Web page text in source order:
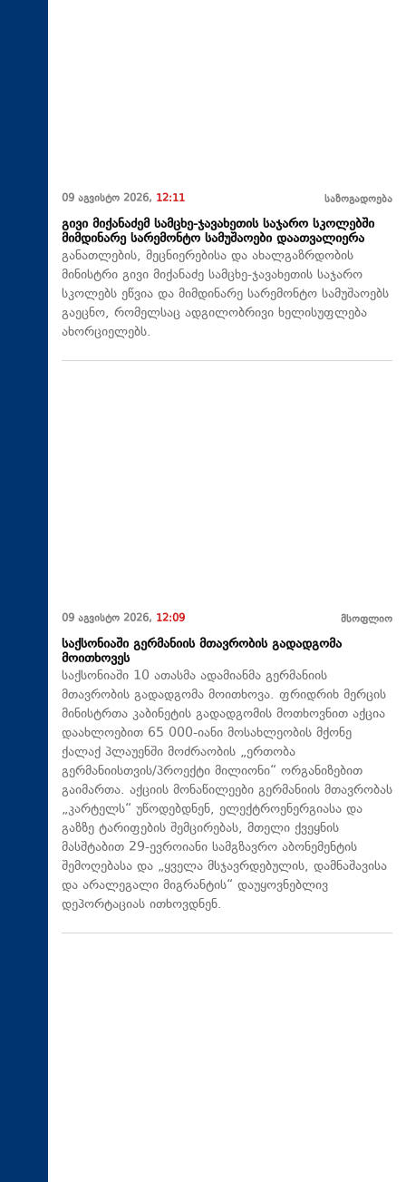
09 აგვისტო 2026, 12:11 საზოგადოება
გივი მიქანაძემ სამცხე-ჯავახეთის საჯარო სკოლებში
მიმდინარე სარემონტო სამუშაოები დაათვალიერა
განათლების, მეცნიერებისა და ახალგაზრდობის
მინისტრი გივი მიქანაძე სამცხე-ჯავახეთის საჯარო
სკოლებს ეწვია და მიმდინარე სარემონტო სამუშაოებს
გაეცნო, რომელსაც ადგილობრივი ხელისუფლება
ახორციელებს.
09 აგვისტო 2026, 12:09 მსოფლიო
საქსონიაში გერმანიის მთავრობის გადადგომა
მოითხოვეს
საქსონიაში 10 ათასმა ადამიანმა გერმანიის
მთავრობის გადადგომა მოითხოვა. ფრიდრიხ მერცის
მინისტრთა კაბინეტის გადადგომის მოთხოვნით აქცია
დაახლოებით 65 000-იანი მოსახლეობის მქონე
ქალაქ პლაუენში მოძრაობის „ერთობა
გერმანიისთვის/პროექტი მილიონი“ ორგანიზებით
გაიმართა. აქციის მონაწილეები გერმანიის მთავრობას
„კარტელს“ უწოდებდნენ, ელექტროენერგიასა და
გაზზე ტარიფების შემცირებას, მთელი ქვეყნის
მასშტაბით 29-ევროიანი სამგზავრო აბონემენტის
შემოღებასა და „ყველა მსჯავრდებულის, დამნაშავისა
და არალეგალი მიგრანტის“ დაუყოვნებლივ
დეპორტაციას ითხოვდნენ.